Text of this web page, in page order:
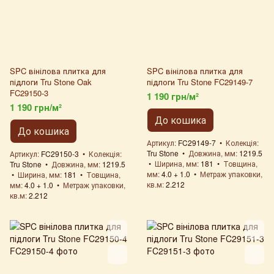
SPC вінілова плитка для
підлоги Tru Stone Oak
FC29150-3
1 190 грн/м²
До кошика
Артикул FC29150-3
Колекція
Tru Stone
Довжина, мм 1219.5
Ширина, мм 181
Товщина,
мм 4.0 + 1.0
Метраж упаковки,
кв.м 2.212
SPC вінілова плитка для
підлоги Tru Stone FC29149-7
1 190 грн/м²
До кошика
Артикул FC29149-7
Колекція
Tru Stone
Довжина, мм 1219.5
Ширина, мм 181
Товщина,
мм 4.0 + 1.0
Метраж упаковки,
кв.м 2.212